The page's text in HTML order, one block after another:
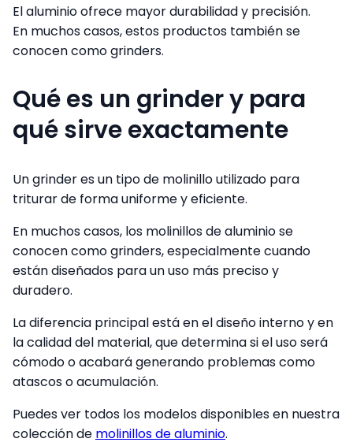
El aluminio ofrece mayor durabilidad y precisión.
En muchos casos, estos productos también se
conocen como grinders.
Qué es un grinder y para
qué sirve exactamente
Un grinder es un tipo de molinillo utilizado para
triturar de forma uniforme y eficiente.
En muchos casos, los molinillos de aluminio se
conocen como grinders, especialmente cuando
están diseñados para un uso más preciso y
duradero.
La diferencia principal está en el diseño interno y en
la calidad del material, que determina si el uso será
cómodo o acabará generando problemas como
atascos o acumulación.
Puedes ver todos los modelos disponibles en nuestra
colección de molinillos de aluminio.